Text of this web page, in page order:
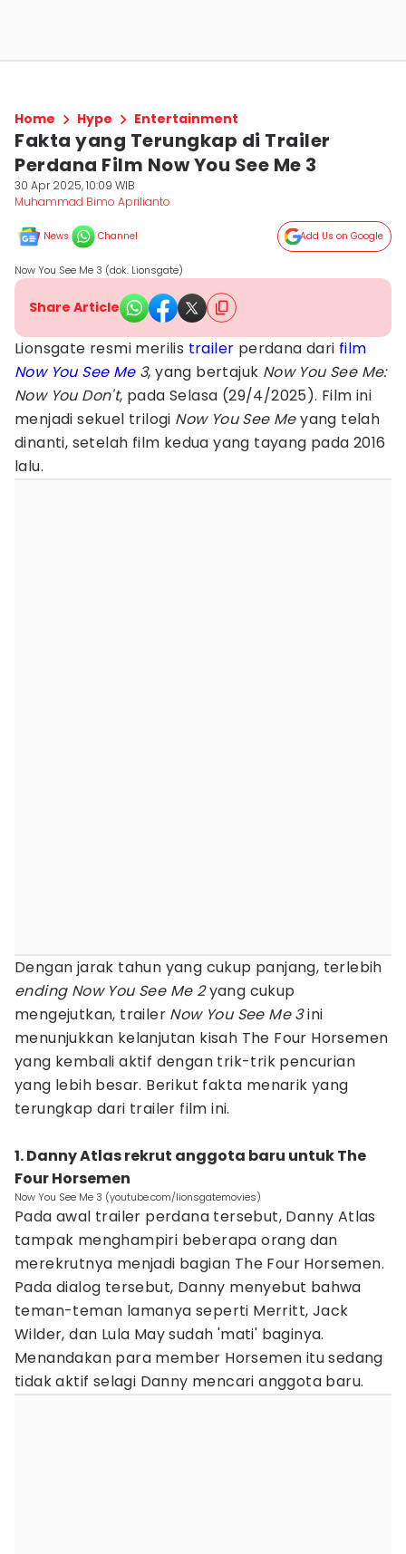
Home Hype Entertainment
Fakta yang Terungkap di Trailer
Perdana Film Now You See Me 3
30 Apr 2025, 10:09 WIB
Muhammad Bimo Aprilianto
News Channel Add Us on Google
Now You See Me 3 (dok. Lionsgate)
Share Article
Lionsgate resmi merilis trailer perdana dari film
Now You See Me3, yang bertajuk Now You See Me:
Now You Don't, pada Selasa (29/4/2025). Film ini
menjadi sekuel trilogi Now You See Meyang telah
dinanti, setelah film kedua yang tayang pada 2016
lalu.
Dengan jarak tahun yang cukup panjang, terlebih
ending Now You See Me 2yang cukup
mengejutkan, trailer Now You See Me 3ini
menunjukkan kelanjutan kisah The Four Horsemen
yang kembali aktif dengan trik-trik pencurian
yang lebih besar. Berikut fakta menarik yang
terungkap dari trailer film ini.
1. Danny Atlas rekrut anggota baru untuk The
Four Horsemen
Now You See Me 3 (youtube.com/lionsgatemovies)
Pada awal trailer perdana tersebut, Danny Atlas
tampak menghampiri beberapa orang dan
merekrutnya menjadi bagian The Four Horsemen.
Pada dialog tersebut, Danny menyebut bahwa
teman-teman lamanya seperti Merritt, Jack
Wilder, dan Lula May sudah 'mati' baginya.
Menandakan para member Horsemen itu sedang
tidak aktif selagi Danny mencari anggota baru.